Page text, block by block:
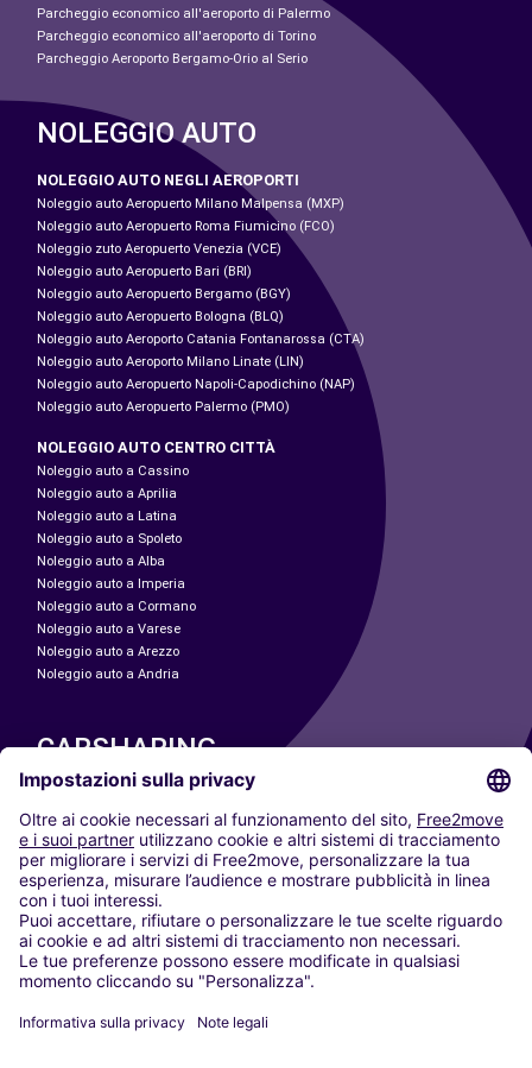
Parcheggio economico all'aeroporto di Palermo
Parcheggio economico all'aeroporto di Torino
Parcheggio Aeroporto Bergamo-Orio al Serio
NOLEGGIO AUTO
NOLEGGIO AUTO NEGLI AEROPORTI
Noleggio auto Aeropuerto Milano Malpensa (MXP)
Noleggio auto Aeropuerto Roma Fiumicino (FCO)
Noleggio zuto Aeropuerto Venezia (VCE)
Noleggio auto Aeropuerto Bari (BRI)
Noleggio auto Aeropuerto Bergamo (BGY)
Noleggio auto Aeropuerto Bologna (BLQ)
Noleggio auto Aeroporto Catania Fontanarossa (CTA)
Noleggio auto Aeroporto Milano Linate (LIN)
Noleggio auto Aeropuerto Napoli-Capodichino (NAP)
Noleggio auto Aeropuerto Palermo (PMO)
NOLEGGIO AUTO CENTRO CITTÀ
Noleggio auto a Cassino
Noleggio auto a Aprilia
Noleggio auto a Latina
Noleggio auto a Spoleto
Noleggio auto a Alba
Noleggio auto a Imperia
Noleggio auto a Cormano
Noleggio auto a Varese
Noleggio auto a Arezzo
Noleggio auto a Andria
CARSHARING
LE NOSTRE CITTÀ
Paris
Madrid
Washington DC
Milano
Roma
Torino
Vienna
Berlino
Düsseldorf